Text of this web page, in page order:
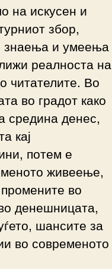
на искусен и
збор,
знаења и умеења
реалноста на
читателите. Во
во градот како
средина денес,
кај
потем е
живеење,
во
денешницата,
шансите за
во современото